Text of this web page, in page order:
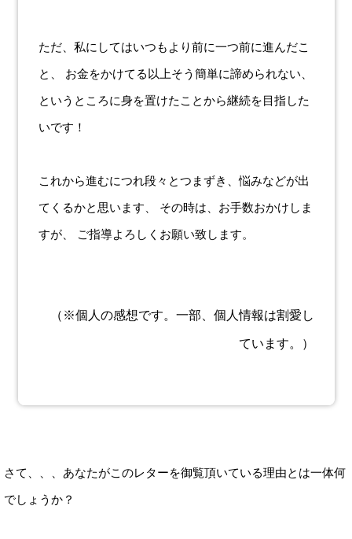
ただ、私にしてはいつもより前に一つ前に進んだこ
と、 お金をかけてる以上そう簡単に諦められない、
というところに身を置けたことから継続を目指した
いです！
これから進むにつれ段々とつまずき、悩みなどが出
てくるかと思います、 その時は、お手数おかけしま
すが、 ご指導よろしくお願い致します。
（※個人の感想です。一部、個人情報は割愛し
ています。）
さて、、、あなたがこのレターを御覧頂いている理由とは一体何
でしょうか？